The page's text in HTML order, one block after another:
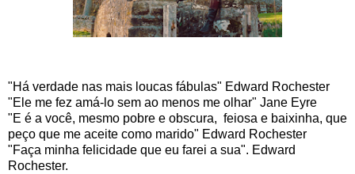
"Há verdade nas mais loucas fábulas" Edward Rochester
"Ele me fez amá-lo sem ao menos me olhar" Jane Eyre
"E é a você, mesmo pobre e obscura, feiosa e baixinha, que
peço que me aceite como marido" Edward Rochester
"Faça minha felicidade que eu farei a sua". Edward
Rochester.